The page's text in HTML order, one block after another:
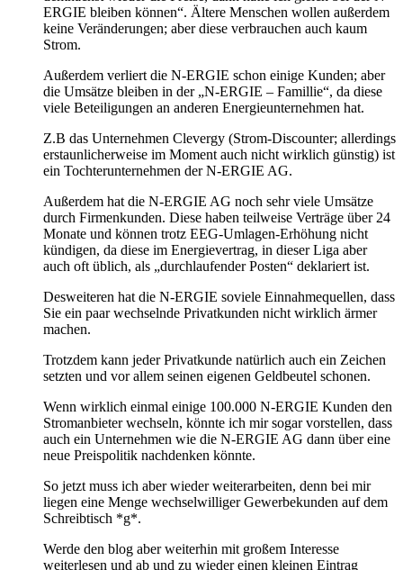
ERGIE bleiben können“. Ältere Menschen wollen außerdem
keine Veränderungen; aber diese verbrauchen auch kaum
Strom.
Außerdem verliert die N-ERGIE schon einige Kunden; aber
die Umsätze bleiben in der „N-ERGIE – Famillie“, da diese
viele Beteiligungen an anderen Energieunternehmen hat.
Z.B das Unternehmen Clevergy (Strom-Discounter; allerdings
erstaunlicherweise im Moment auch nicht wirklich günstig) ist
ein Tochterunternehmen der N-ERGIE AG.
Außerdem hat die N-ERGIE AG noch sehr viele Umsätze
durch Firmenkunden. Diese haben teilweise Verträge über 24
Monate und können trotz EEG-Umlagen-Erhöhung nicht
kündigen, da diese im Energievertrag, in dieser Liga aber
auch oft üblich, als „durchlaufender Posten“ deklariert ist.
Desweiteren hat die N-ERGIE soviele Einnahmequellen, dass
Sie ein paar wechselnde Privatkunden nicht wirklich ärmer
machen.
Trotzdem kann jeder Privatkunde natürlich auch ein Zeichen
setzten und vor allem seinen eigenen Geldbeutel schonen.
Wenn wirklich einmal einige 100.000 N-ERGIE Kunden den
Stromanbieter wechseln, könnte ich mir sogar vorstellen, dass
auch ein Unternehmen wie die N-ERGIE AG dann über eine
neue Preispolitik nachdenken könnte.
So jetzt muss ich aber wieder weiterarbeiten, denn bei mir
liegen eine Menge wechselwilliger Gewerbekunden auf dem
Schreibtisch *g*.
Werde den blog aber weiterhin mit großem Interesse
weiterlesen und ab und zu wieder einen kleinen Eintrag